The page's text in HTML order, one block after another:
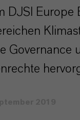
DJSI Europe
Governance